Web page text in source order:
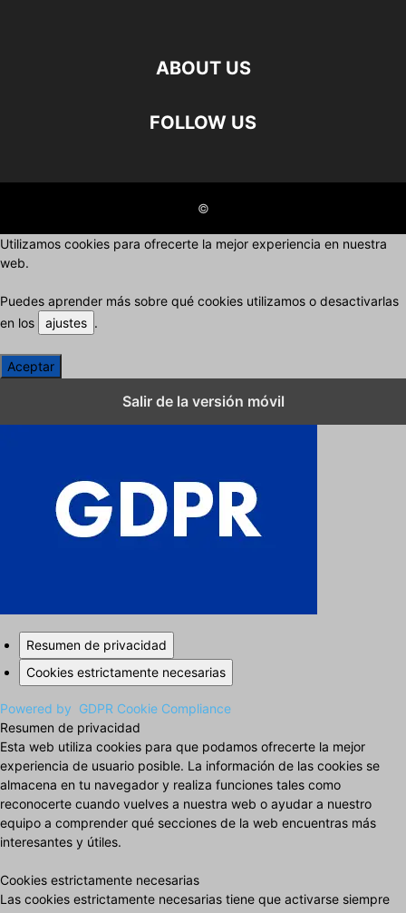
ABOUT US
FOLLOW US
©
Utilizamos cookies para ofrecerte la mejor experiencia en nuestra
web.
Puedes aprender más sobre qué cookies utilizamos o desactivarlas
en los
ajustes .
Aceptar
Salir de la versión móvil
Resumen de privacidad
Cookies estrictamente necesarias
Powered by GDPR Cookie Compliance
Resumen de privacidad
Esta web utiliza cookies para que podamos ofrecerte la mejor
experiencia de usuario posible. La información de las cookies se
almacena en tu navegador y realiza funciones tales como
reconocerte cuando vuelves a nuestra web o ayudar a nuestro
equipo a comprender qué secciones de la web encuentras más
interesantes y útiles.
Cookies estrictamente necesarias
Las cookies estrictamente necesarias tiene que activarse siempre